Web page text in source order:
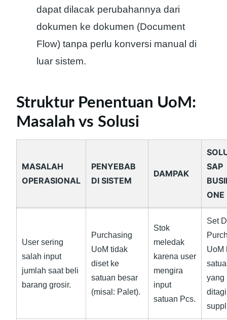
dapat dilacak perubahannya dari
dokumen ke dokumen (Document
Flow) tanpa perlu konversi manual di
luar sistem.
Struktur Penentuan UoM:
Masalah vs Solusi
MASALAH
OPERASIONAL
PENYEBAB
DI SISTEM
DAMPAK
SAP
ONE
User sering
salah input
jumlah saat beli
barang grosir.
Purchasing
UoM tidak
diset ke
satuan besar
(misal: Palet).
Stok
meledak
karena user
mengira
input
satuan Pcs.
Set
UoM
yang